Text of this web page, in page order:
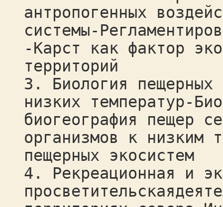
антропогенных
системы-
-Карст как фактор
территорий
3. Биология пещерных
низких температур-
биогеография пещер
организмов к низким
пещерных экосистем
4. Рекреационная и